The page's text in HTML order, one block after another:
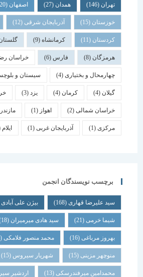
همدان اصفهان (20)
خوزستان(15) آذربایجان شرقی(12) سمنان
کردستان(11) کرمانشاه(9) گلستان (9)
هرمزگان(8) فارس خراسان رضوی(5)
چهارمحال و بختیاری (4) سیستان و بلوچستان(4)
کرمان یزد خراسان
خراسان شمالی(2) اهواز مازندران(1)
(1) آذربایجان غربی(1) ایلام
برچسب نویسندگان انجمن
سید علیرضا قهاری(168) بیژن علی آبادی(31)
شیما خرمی(21) سید هادی میرمیران(18)
بهروز مرباغی (16) محمد منصور فلامکی (16)
منوچهر مزینی(15) شهریار سیروس(15)
محمدامین میرفندرسکی(13) اردشیر سیروس(13)